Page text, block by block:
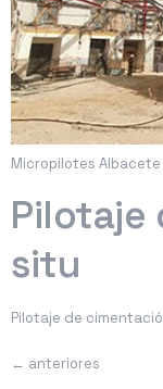
Micropilotes Albacete
Pilotaje
situ
Pilotaje de
← anteriores